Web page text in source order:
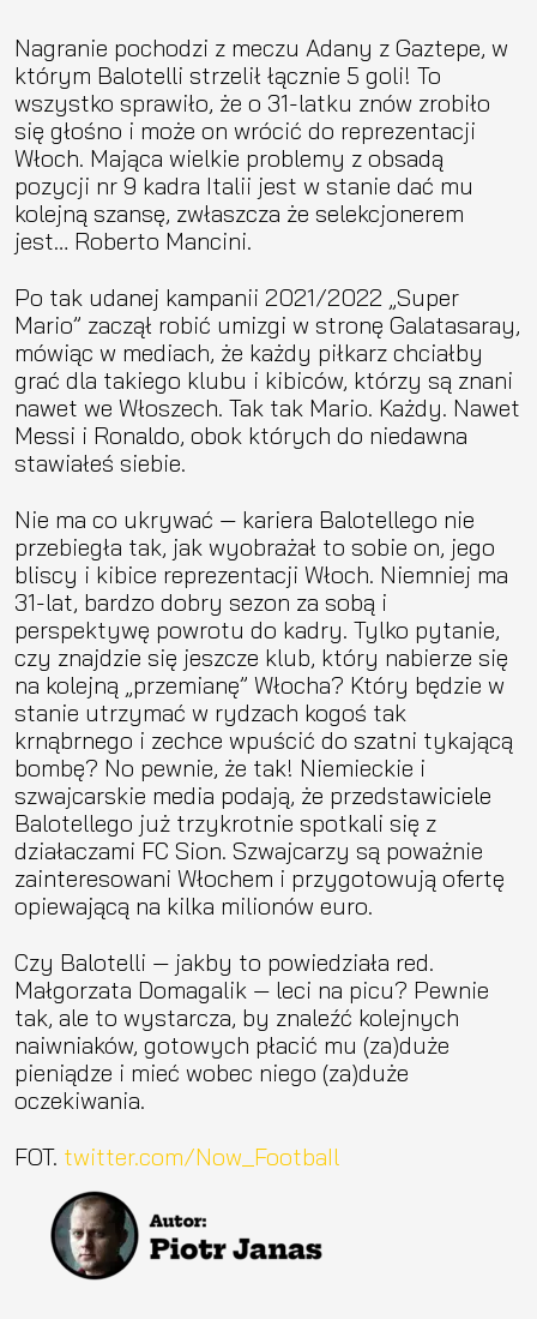
Nagranie pochodzi z meczu Adany z Gaztepe, w
którym Balotelli strzelił łącznie 5 goli! To
wszystko sprawiło, że o 31-latku znów zrobiło
się głośno i może on wrócić do reprezentacji
Włoch. Mająca wielkie problemy z obsadą
pozycji nr 9 kadra Italii jest w stanie dać mu
kolejną szansę, zwłaszcza że selekcjonerem
jest… Roberto Mancini.
Po tak udanej kampanii 2021/2022 „Super
Mario” zaczął robić umizgi w stronę Galatasaray,
mówiąc w mediach, że każdy piłkarz chciałby
grać dla takiego klubu i kibiców, którzy są znani
nawet we Włoszech. Tak tak Mario. Każdy. Nawet
Messi i Ronaldo, obok których do niedawna
stawiałeś siebie.
Nie ma co ukrywać — kariera Balotellego nie
przebiegła tak, jak wyobrażał to sobie on, jego
bliscy i kibice reprezentacji Włoch. Niemniej ma
31-lat, bardzo dobry sezon za sobą i
perspektywę powrotu do kadry. Tylko pytanie,
czy znajdzie się jeszcze klub, który nabierze się
na kolejną „przemianę” Włocha? Który będzie w
stanie utrzymać w rydzach kogoś tak
krnąbrnego i zechce wpuścić do szatni tykającą
bombę? No pewnie, że tak! Niemieckie i
szwajcarskie media podają, że przedstawiciele
Balotellego już trzykrotnie spotkali się z
działaczami FC Sion. Szwajcarzy są poważnie
zainteresowani Włochem i przygotowują ofertę
opiewającą na kilka milionów euro.
Czy Balotelli — jakby to powiedziała red.
Małgorzata Domagalik — leci na picu? Pewnie
tak, ale to wystarcza, by znaleźć kolejnych
naiwniaków, gotowych płacić mu (za)duże
pieniądze i mieć wobec niego (za)duże
oczekiwania.
FOT. twitter.com/Now_FootbaIl